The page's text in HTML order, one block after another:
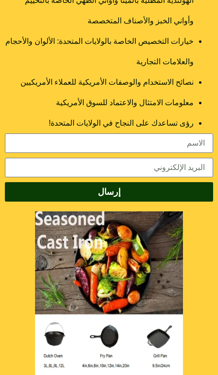
وأواني الخبز والأصناف المتخصصة
خيارات التخصيص الخاصة بالولايات المتحدة: الألوان والأحجام
والعلامات التجارية
نصائح الاستخدام والوصفات الأمريكية للعملاء الأمريكيين
معلومات الامتثال والاعتماد للسوق الأمريكية
رؤى تساعدك على النجاح في الولايات المتحدة!